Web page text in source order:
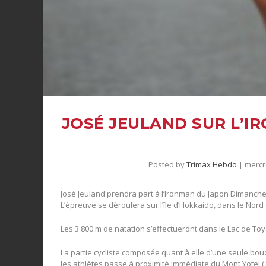
JOSÉ JEULAND SUR
Posted byTrimax Hebdo |
José Jeuland prendra part à l’Ironman du Japon
L’épreuve se déroulera sur l’île d’Hokkaido, dans le
Les 3 800 m de natation s’effectueront dans le Lac de
La partie cycliste composée quant à elle d’une seule
les athlètes passe à proximité immédiate du Mont Yotei